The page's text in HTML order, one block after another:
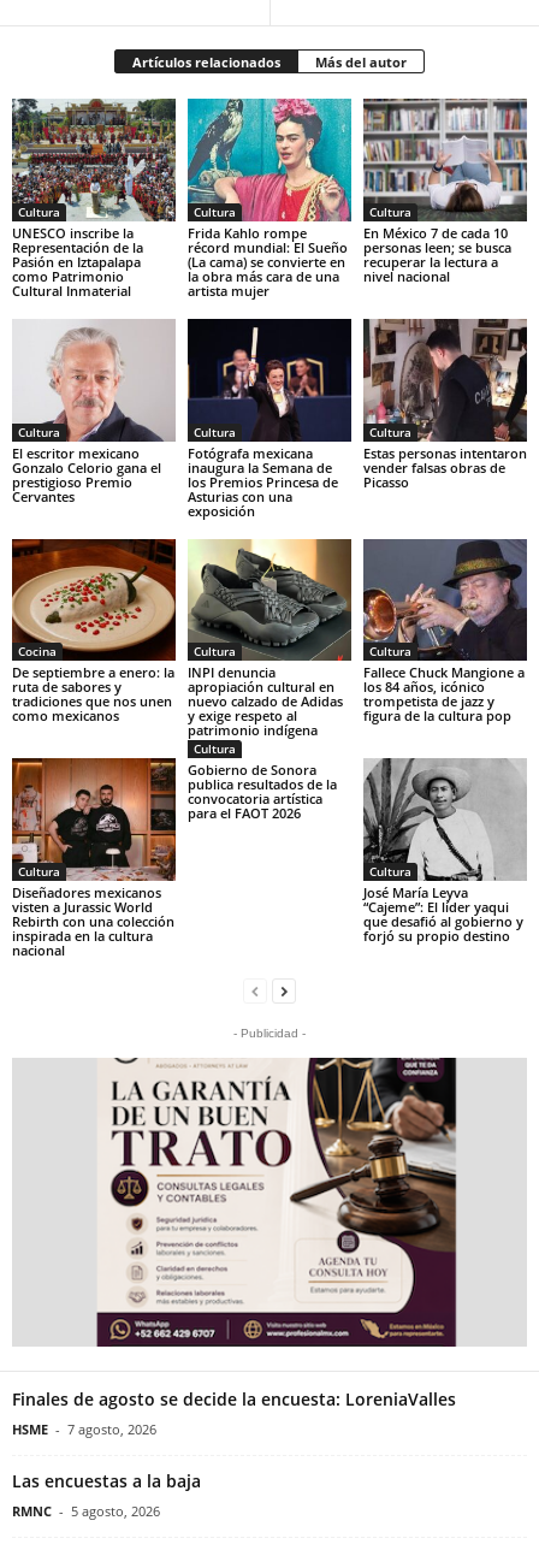
Artículos relacionados Más del autor
Cultura
UNESCO inscribe la
Representación de la
Pasión en Iztapalapa
como Patrimonio
Cultural Inmaterial
Cultura
Frida Kahlo rompe
récord mundial: El Sueño
(La cama) se convierte en
la obra más cara de una
artista mujer
Cultura
En México 7 de cada 10
personas leen; se busca
recuperar la lectura a
nivel nacional
Cultura
El escritor mexicano
Gonzalo Celorio gana el
prestigioso Premio
Cervantes
Cultura
Fotógrafa mexicana
inaugura la Semana de
los Premios Princesa de
Asturias con una
exposición
Cultura
Estas personas intentaron
vender falsas obras de
Picasso
Cocina
De septiembre a enero: la
ruta de sabores y
tradiciones que nos unen
como mexicanos
Cultura
INPI denuncia
apropiación cultural en
nuevo calzado de Adidas
y exige respeto al
patrimonio indígena
Cultura
Fallece Chuck Mangione a
los 84 años, icónico
trompetista de jazz y
figura de la cultura pop
Cultura
Diseñadores mexicanos
visten a Jurassic World
Rebirth con una colección
inspirada en la cultura
nacional
Cultura
Gobierno de Sonora
publica resultados de la
convocatoria artística
para el FAOT 2026
Cultura
José María Leyva
“Cajeme”: El líder yaqui
que desafió al gobierno y
forjó su propio destino
- Publicidad -
Finales de agosto se decide la encuesta: LoreniaValles
HSME - 7 agosto, 2026
Las encuestas a la baja
RMNC - 5 agosto, 2026